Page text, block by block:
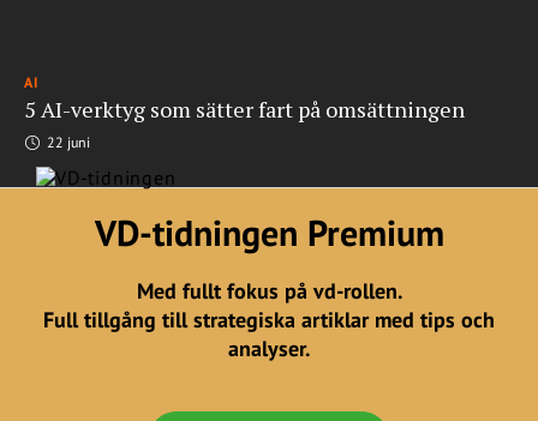
AI
5 AI-verktyg som sätter fart på omsättningen
22 juni
VD-tidningen Premium
Med fullt fokus på vd-rollen.
Full tillgång till strategiska artiklar med tips och
analyser.